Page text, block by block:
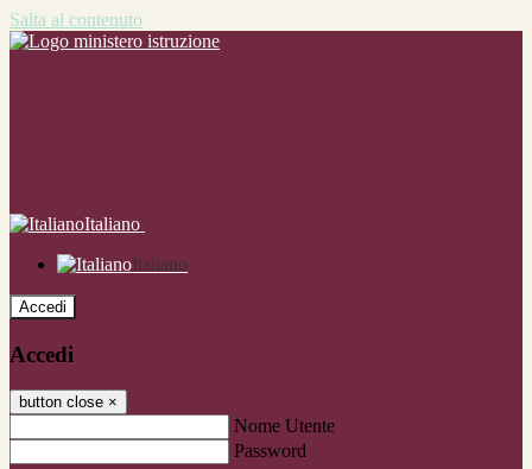
Salta al contenuto
Italiano
Italiano
Accedi
Accedi
button close ×
Nome Utente
Password